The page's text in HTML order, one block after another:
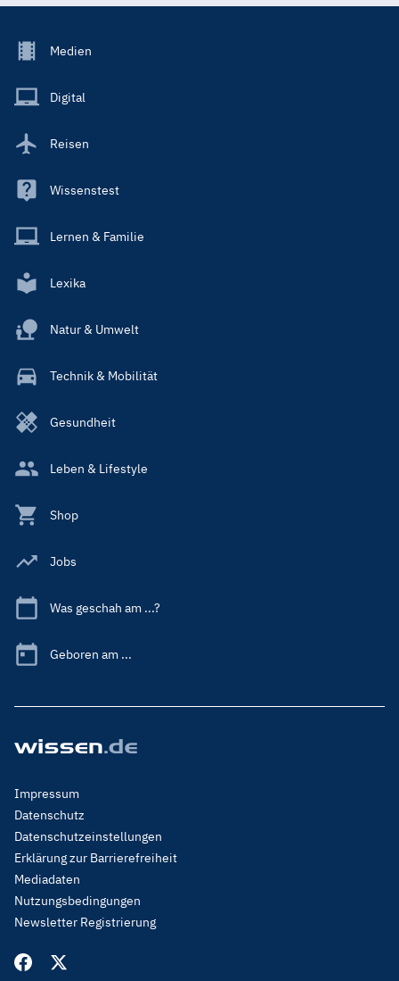
Footer
Main
Medien
Digital
Reisen
Wissenstest
Lernen & Familie
Lexika
Natur & Umwelt
Technik & Mobilität
Gesundheit
Leben & Lifestyle
Shop
Jobs
Was geschah am ...?
Geboren am ...
Footer
Menu
Legal
Impressum
Datenschutz
Datenschutzeinstellungen
Erklärung zur Barrierefreiheit
Mediadaten
Nutzungsbedingungen
Newsletter Registrierung